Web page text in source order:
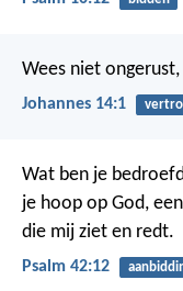
Wees niet
Johannes 14:1
Wat ben je
je hoop op God,
die mij ziet en redt.
Psalm 42:12